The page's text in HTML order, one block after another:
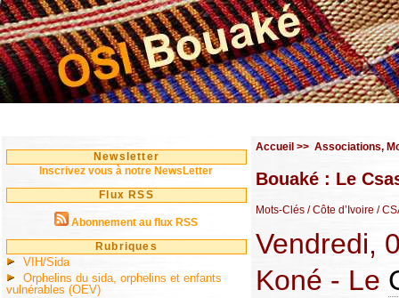
Newsletter
Inscrivez vous à notre NewsLetter
Flux RSS
Abonnement au flux RSS
Rubriques
VIH/Sida
Orphelins du sida, orphelins et enfants
vulnérables (OEV)
Accueil >> Associations,
Bouaké : Le
Mots-Clés / Côte d’Ivoire /
Vendredi,
Koné - Le